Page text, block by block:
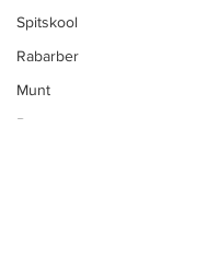
Spitskool
Rabarber
Munt
Boterrapen
Biologische groenten
Fruitpakket